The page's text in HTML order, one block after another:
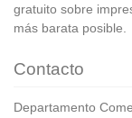
gratuito sobre
más barata posible.
Contacto
Departamento